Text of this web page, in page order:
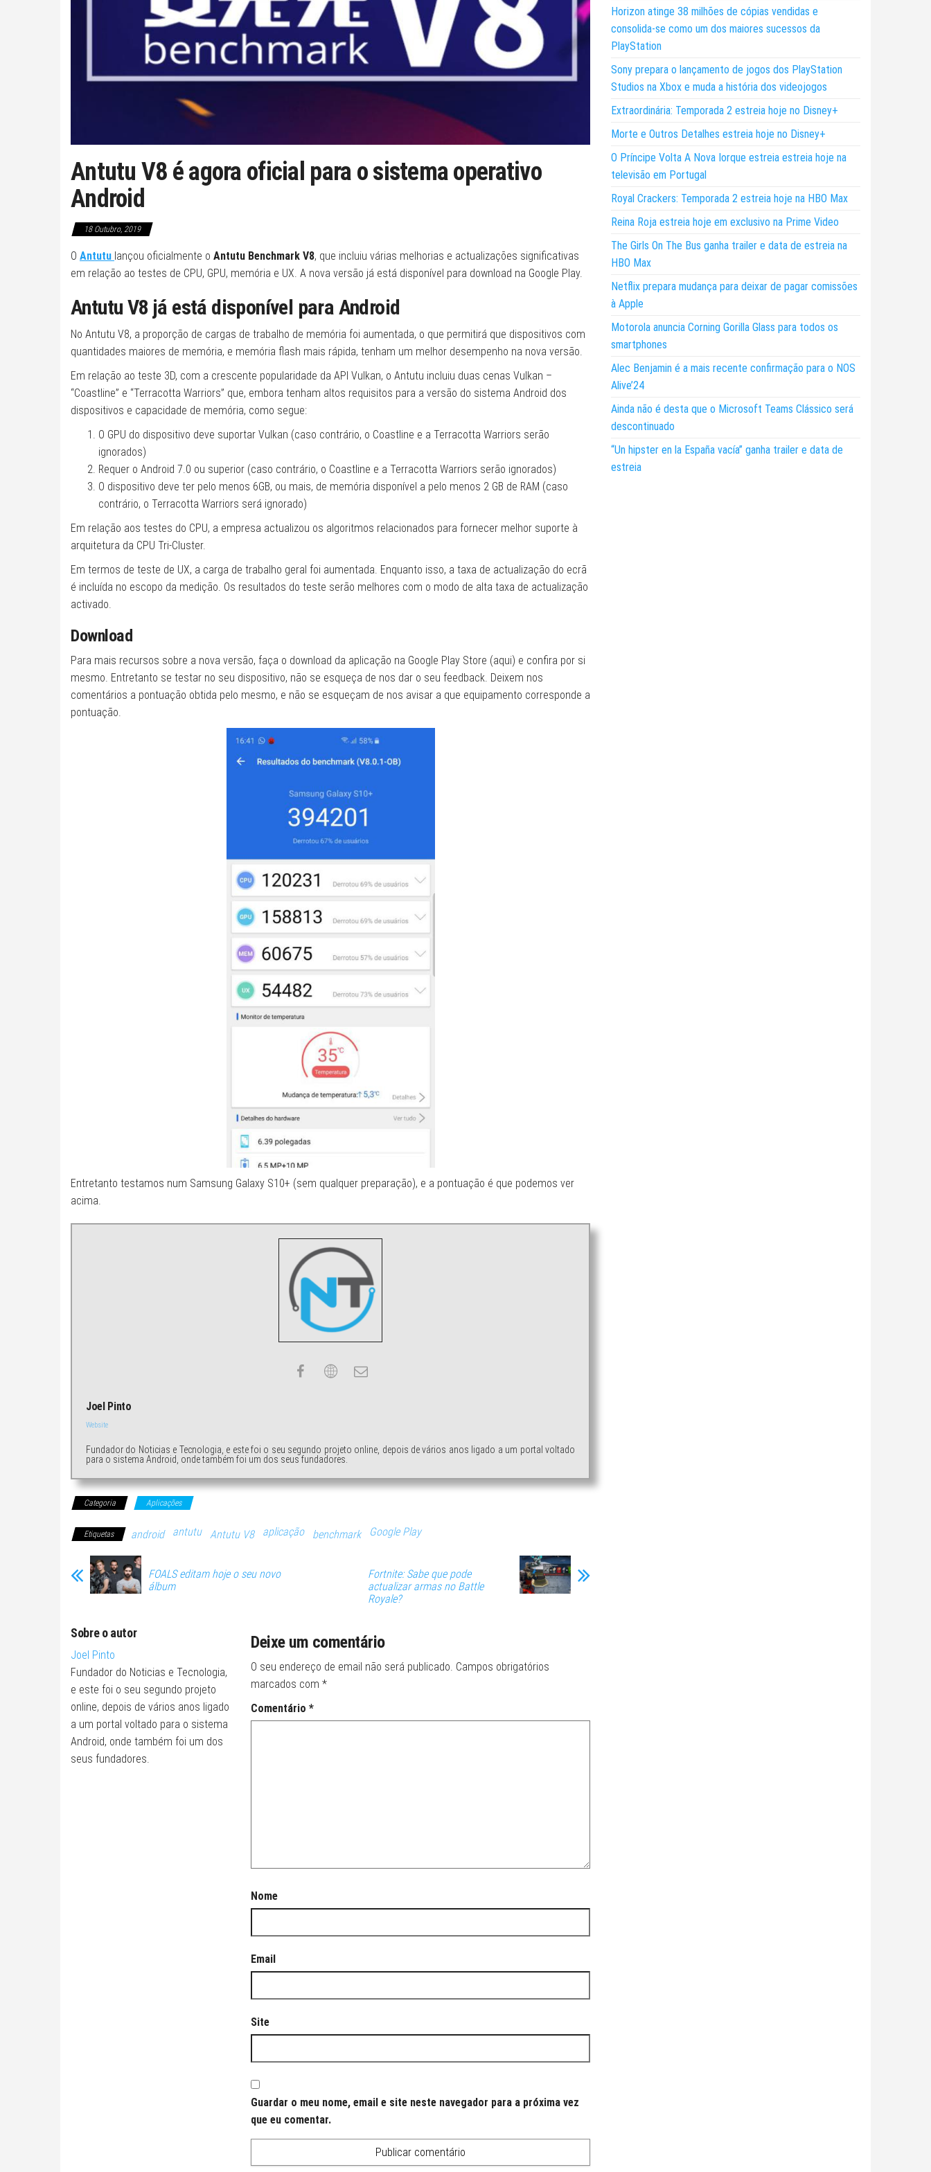
Antutu V8 é agora oficial para o sistema operativo
Android
18 Outubro, 2019
O Antutu lançou oficialmente o Antutu Benchmark V8, que incluiu várias melhorias e actualizações significativas
em relação ao testes de CPU, GPU, memória e UX. A nova versão já está disponível para download na Google Play.
Antutu V8 já está disponível para Android
No Antutu V8, a proporção de cargas de trabalho de memória foi aumentada, o que permitirá que dispositivos com
quantidades maiores de memória, e memória flash mais rápida, tenham um melhor desempenho na nova versão.
Em relação ao teste 3D, com a crescente popularidade da API Vulkan, o Antutu incluiu duas cenas Vulkan –
“Coastline” e “Terracotta Warriors” que, embora tenham altos requisitos para a versão do sistema Android dos
dispositivos e capacidade de memória, como segue:
O GPU do dispositivo deve suportar Vulkan (caso contrário, o Coastline e a Terracotta Warriors serão
ignorados)
Requer o Android 7.0 ou superior (caso contrário, o Coastline e a Terracotta Warriors serão ignorados)
O dispositivo deve ter pelo menos 6GB, ou mais, de memória disponível a pelo menos 2 GB de RAM (caso
contrário, o Terracotta Warriors será ignorado)
Em relação aos testes do CPU, a empresa actualizou os algoritmos relacionados para fornecer melhor suporte à
arquitetura da CPU Tri-Cluster.
Em termos de teste de UX, a carga de trabalho geral foi aumentada. Enquanto isso, a taxa de actualização do ecrã
é incluída no escopo da medição. Os resultados do teste serão melhores com o modo de alta taxa de actualização
activado.
Download
Para mais recursos sobre a nova versão, faça o download da aplicação na Google Play Store (aqui) e confira por si
mesmo. Entretanto se testar no seu dispositivo, não se esqueça de nos dar o seu feedback. Deixem nos
comentários a pontuação obtida pelo mesmo, e não se esqueçam de nos avisar a que equipamento corresponde a
pontuação.
Entretanto testamos num Samsung Galaxy S10+ (sem qualquer preparação), e a pontuação é que podemos ver
acima.
Joel Pinto
Website
Fundador do Noticias e Tecnologia, e este foi o seu segundo projeto online, depois de vários anos ligado a um portal voltado
para o sistema Android, onde também foi um dos seus fundadores.
Categoria Aplicações
Etiquetas android antutu Antutu V8 aplicação benchmark Google Play
FOALS editam hoje o seu novo
álbum
Fortnite: Sabe que pode
actualizar armas no Battle
Royale?
Sobre o autor
Joel Pinto
Fundador do Noticias e Tecnologia,
e este foi o seu segundo projeto
online, depois de vários anos ligado
a um portal voltado para o sistema
Android, onde também foi um dos
seus fundadores.
Deixe um comentário
O seu endereço de email não será publicado. Campos obrigatórios
marcados com *
Comentário *
Nome
Email
Site
Guardar o meu nome, email e site neste navegador para a próxima vez
que eu comentar.
Horizon atinge 38 milhões de cópias vendidas e
consolida-se como um dos maiores sucessos da
PlayStation
Sony prepara o lançamento de jogos dos PlayStation
Studios na Xbox e muda a história dos videojogos
Extraordinária: Temporada 2 estreia hoje no Disney+
Morte e Outros Detalhes estreia hoje no Disney+
O Príncipe Volta A Nova Iorque estreia estreia hoje na
televisão em Portugal
Royal Crackers: Temporada 2 estreia hoje na HBO Max
Reina Roja estreia hoje em exclusivo na Prime Video
The Girls On The Bus ganha trailer e data de estreia na
HBO Max
Netflix prepara mudança para deixar de pagar comissões
à Apple
Motorola anuncia Corning Gorilla Glass para todos os
smartphones
Alec Benjamin é a mais recente confirmação para o NOS
Alive’24
Ainda não é desta que o Microsoft Teams Clássico será
descontinuado
“Un hipster en la España vacía” ganha trailer e data de
estreia